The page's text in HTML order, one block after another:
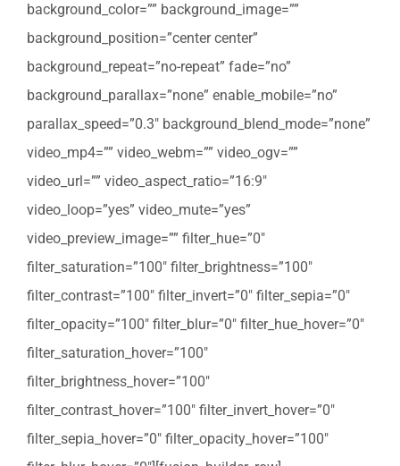
background_color=”” background_image=””
background_position=”center center”
background_repeat=”no-repeat” fade=”no”
background_parallax=”none” enable_mobile=”no”
parallax_speed=”0.3″ background_blend_mode=”none”
video_mp4=”” video_webm=”” video_ogv=””
video_url=”” video_aspect_ratio=”16:9″
video_loop=”yes” video_mute=”yes”
video_preview_image=”” filter_hue=”0″
filter_saturation=”100″ filter_brightness=”100″
filter_contrast=”100″ filter_invert=”0″ filter_sepia=”0″
filter_opacity=”100″ filter_blur=”0″ filter_hue_hover=”0″
filter_saturation_hover=”100″
filter_brightness_hover=”100″
filter_contrast_hover=”100″ filter_invert_hover=”0″
filter_sepia_hover=”0″ filter_opacity_hover=”100″